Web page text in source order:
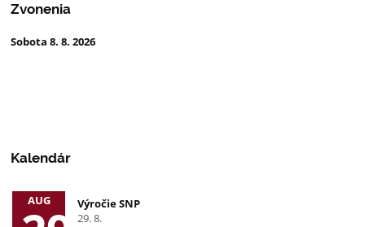
ROKA:
Zvonenia
Sobota 8. 8. 2026
Kalendár
AUG
Výročie SNP
29. 8.